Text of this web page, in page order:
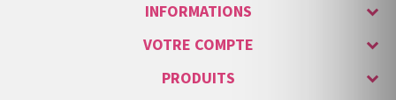
INFORMATIONS
VOTRE COMPTE
PRODUITS